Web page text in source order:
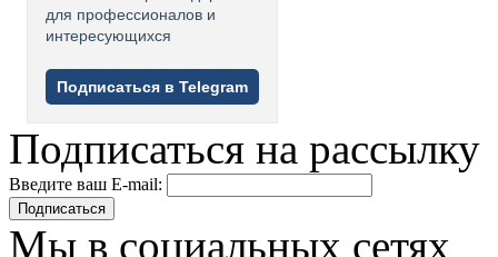
для профессионалов и
интересующихся
Подписаться в Telegram
Подписаться на рассылку
Введите ваш E-mail:
Подписаться
Мы в социальных сетях